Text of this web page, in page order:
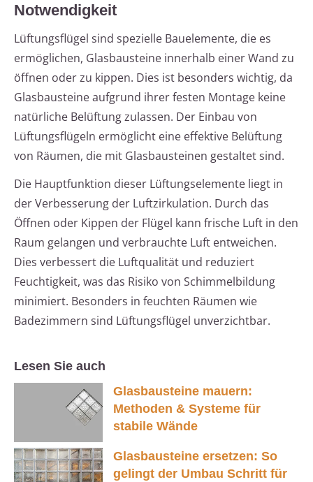
Notwendigkeit
Lüftungsflügel sind spezielle Bauelemente, die es
ermöglichen, Glasbausteine innerhalb einer Wand zu
öffnen oder zu kippen. Dies ist besonders wichtig, da
Glasbausteine aufgrund ihrer festen Montage keine
natürliche Belüftung zulassen. Der Einbau von
Lüftungsflügeln ermöglicht eine effektive Belüftung
von Räumen, die mit Glasbausteinen gestaltet sind.
Die Hauptfunktion dieser Lüftungselemente liegt in
der Verbesserung der Luftzirkulation. Durch das
Öffnen oder Kippen der Flügel kann frische Luft in den
Raum gelangen und verbrauchte Luft entweichen.
Dies verbessert die Luftqualität und reduziert
Feuchtigkeit, was das Risiko von Schimmelbildung
minimiert. Besonders in feuchten Räumen wie
Badezimmern sind Lüftungsflügel unverzichtbar.
Lesen Sie auch
Glasbausteine mauern:
Methoden & Systeme für
stabile Wände
Glasbausteine ersetzen: So
gelingt der Umbau Schritt für